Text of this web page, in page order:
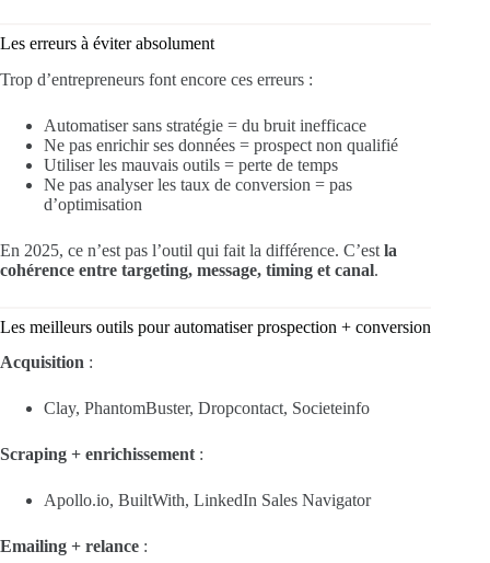
Les erreurs à éviter absolument
Trop d’entrepreneurs font encore ces erreurs :
Automatiser sans stratégie = du bruit inefficace
Ne pas enrichir ses données = prospect non qualifié
Utiliser les mauvais outils = perte de temps
Ne pas analyser les taux de conversion = pas
d’optimisation
En 2025, ce n’est pas l’outil qui fait la différence. C’est la
cohérence entre targeting, message, timing et canal.
Les meilleurs outils pour automatiser prospection + conversion
Acquisition :
Clay, PhantomBuster, Dropcontact, Societeinfo
Scraping + enrichissement :
Apollo.io, BuiltWith, LinkedIn Sales Navigator
Emailing + relance :